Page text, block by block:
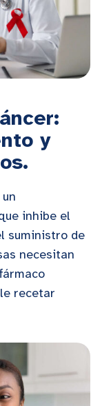
y
inhibe el
suministro de
necesitan
recetar